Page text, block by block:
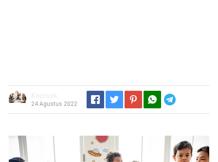
24 Agustus 2022